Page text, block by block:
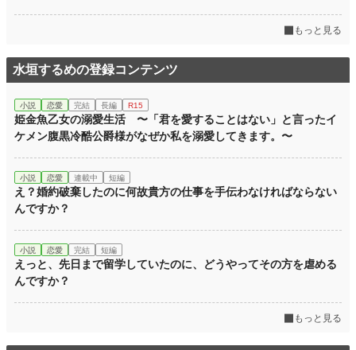
もっと見る
水垣するめの登録コンテンツ
小説 恋愛 完結 長編 R15
姫金魚乙女の溺愛生活 〜「君を愛することはない」と言ったイ
ケメン腹黒冷酷公爵様がなぜか私を溺愛してきます。〜
小説 恋愛 連載中 短編
え？婚約破棄したのに何故貴方の仕事を手伝わなければならない
んですか？
小説 恋愛 完結 短編
えっと、先日まで留学していたのに、どうやってその方を虐める
んですか？
もっと見る